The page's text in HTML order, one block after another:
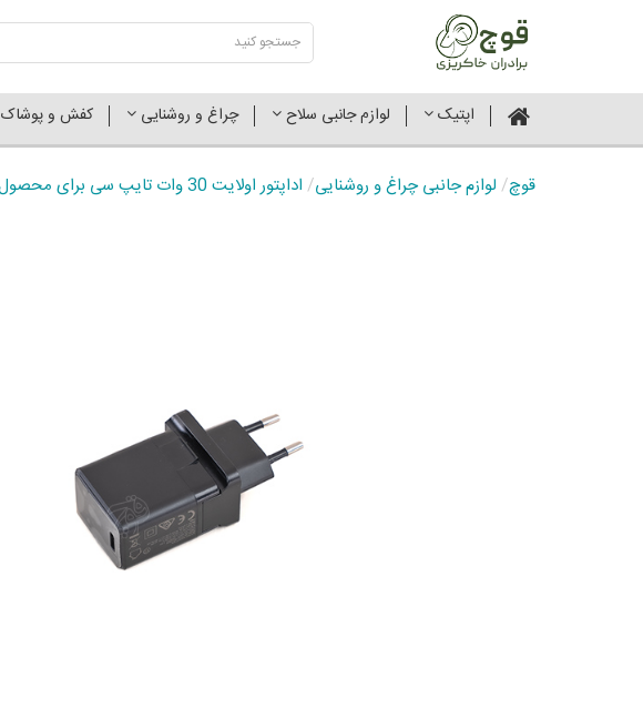
اپتیک لوازم جانبی سلاح چراغ و روشنایی کفش و پوشاک
قوچ/ لوازم جانبی چراغ و روشنایی/ اداپتور اولایت 30 وات تایپ سی برای محصول او اشتیشن ایکس